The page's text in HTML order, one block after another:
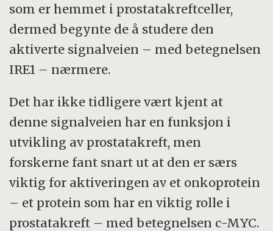
som er hemmet i prostatakreftceller,
dermed begynte de å studere den
aktiverte signalveien – med betegnelsen
IRE1 – nærmere.
Det har ikke tidligere vært kjent at
denne signalveien har en funksjon i
utvikling av prostatakreft, men
forskerne fant snart ut at den er særs
viktig for aktiveringen av et onkoprotein
– et protein som har en viktig rolle i
prostatakreft – med betegnelsen c-MYC.